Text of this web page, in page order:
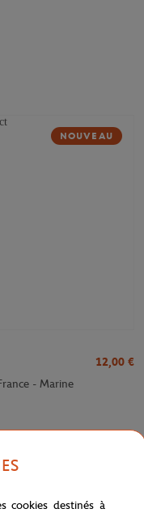
NOUVEAU
12,00 €
- Marine
cookies destinés à